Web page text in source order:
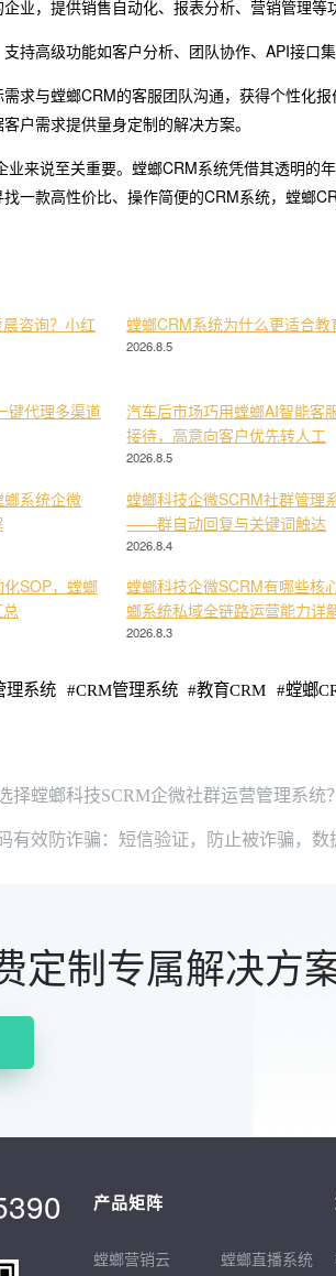
业，提供销售自动化、报表分析、营销管理等
持高级功能如客户分析、团队协作、API接口
求与螳螂CRM的客服团队沟通，获得个性化
户需求提供量身定制的解决方案。
业来说至关重要。螳螂CRM系统凭借其透明的
一款高性价比、操作简便的CRM系统，螳螂
咨询？小红
螳螂CRM系统为什么更适合教
2026.8.5
键代理多渠道
汽车后市场巧用螳螂AI智能客
接待，高意向客户优先转人工
2026.8.5
系统企微
螳螂科技企微SCRM社群管理
——群自动回复与关键词触达
2026.8.4
SOP，螳螂
螳螂科技企微SCRM有哪些核
螂系统私域全链路运营能力详
2026.8.3
理系统 #CRM管理系统 #教育CRM #螳螂
择螳螂科技SCRM企微社群运营管理系统？
有效防诈骗：短信验证，防止被诈骗，数
定制专属解决方
产品矩阵
螳螂营销云 螳螂直播系统